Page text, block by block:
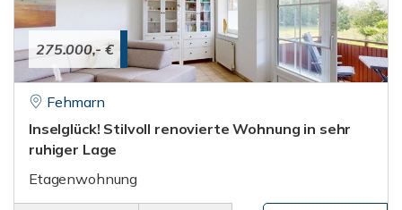
275.000,- €
Fehmarn
Inselglück! Stilvoll renovierte Wohnung in sehr
ruhiger Lage
Etagenwohnung